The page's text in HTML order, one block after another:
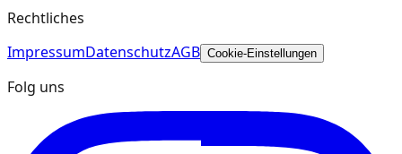
Rechtliches
ImpressumDatenschutzAGB Cookie-Einstellungen
Folg uns